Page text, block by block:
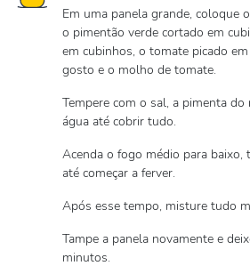
Em uma panela grande, coloque
o pimentão verde cortado em
em cubinhos, o tomate picado
gosto e o molho de tomate.
Tempere com o sal, a pimenta do
água até cobrir tudo.
Acenda o fogo médio para baixo,
até começar a ferver.
Após esse tempo, misture tudo
Tampe a panela novamente e
minutos.